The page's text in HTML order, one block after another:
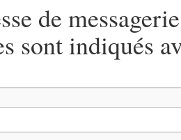
de
sont indiqués